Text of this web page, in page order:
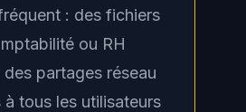
: des fichiers
ou RH
partages réseau
à tous les utilisateurs